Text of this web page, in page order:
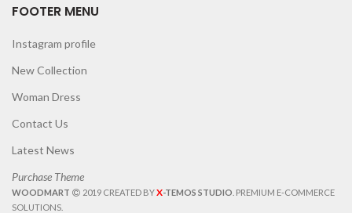
FOOTER MENU
Instagram profile
New Collection
Woman Dress
Contact Us
Latest News
Purchase Theme
WOODMART 2019 CREATED BYX-TEMOS STUDIO . PREMIUM E-COMMERCE
SOLUTIONS.